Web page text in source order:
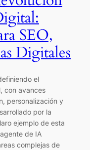
SEO,
Digitales
el
con avances
personalización y
por la
ejemplo de esta
de IA
complejas de